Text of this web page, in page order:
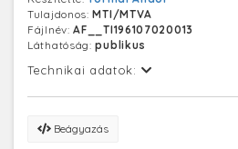
település neve 1951. nov. 7. előtt
7-től 1956. okt. 24-ig és 1957. ápr.
Sztálinváros, 1956. okt. 24. és
Dunapentele, végül 1961. nov.
Tulajdonos:MTI/MTVA
Fájlnév:AF__TI196107020013
Láthatóság:publikus
Technikai adatok:
Beágyazás